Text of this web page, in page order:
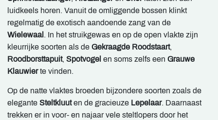
luidkeels horen. Vanuit de omliggende bossen klinkt
regelmatig de exotisch aandoende zang van de
Wielewaal . In het struikgewas en op de open vlakte zijn
kleurrijke soorten als de Gekraagde Roodstaart,
Roodborsttapuit, Spotvogel en soms zelfs een Grauwe
Klauwierte vinden.
Op de natte vlaktes broeden bijzondere soorten zoals de
elegante Steltkluuten de gracieuze Lepelaar. Daarnaast
trekken er in voor- en najaar vele steltlopers door het